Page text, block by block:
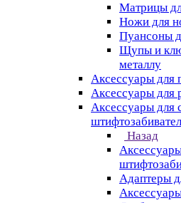
Матрицы
Ножи для
Пуансоны
Щупы и
металлу
Аксессуары для
Аксессуары для
Аксессуары для
Назад
Адаптеры